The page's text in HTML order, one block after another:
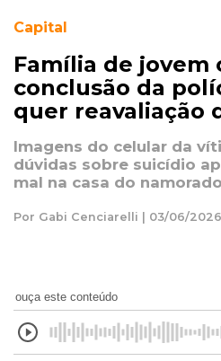
Capital
Família de jovem
conclusão da
quer reavaliação
Imagens do celular da
dúvidas sobre suicídio
mal na casa do namorado
Por Gabi Cenciarelli | 03/06/
ouça este conteúdo